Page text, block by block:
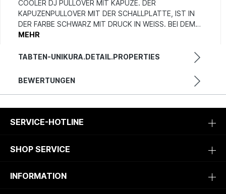
COOLER DJ PULLOVER MIT KAPUZE. DER
KAPUZENPULLOVER MIT DER SCHALLPLATTE, IST IN
DER FARBE SCHWARZ MIT DRUCK IN WEISS. BEI DEM…
MEHR
TABTEN-UNIKURA.DETAIL.PROPERTIES
BEWERTUNGEN
SERVICE-HOTLINE
SHOP SERVICE
INFORMATION